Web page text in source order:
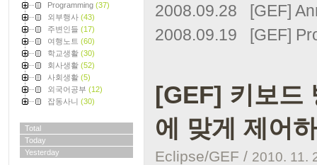
Programming (37)
외부행사 (43)
주변인들 (17)
여행노트 (60)
학교생활 (30)
회사생활 (52)
사회생활 (5)
외국어공부 (12)
잡동사니 (30)
Total
Today
Yesterday
2008.09.28
[GEF]
2008.09.19
[GEF]
[GEF] 키보드
에 맞게 제어
Eclipse/GEF / 2010. 11.